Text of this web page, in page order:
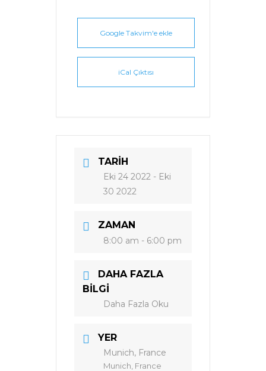
Google Takvim'e ekle
iCal Çıktısı
TARIH
Eki 24 2022 - Eki
30 2022
ZAMAN
8:00 am - 6:00 pm
DAHA FAZLA
BILGI
Daha Fazla Oku
YER
Munich, France
Munich, France